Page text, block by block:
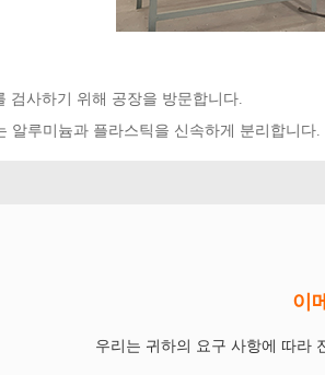
검사하기 위해 공장을 방문합니다.
알루미늄과 플라스틱을 신속하게 분리합니다.
이
우리는 귀하의 요구 사항에 따라